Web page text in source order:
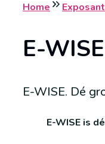
Home
E-WISE
E-WISE. Dé
E-WISE is